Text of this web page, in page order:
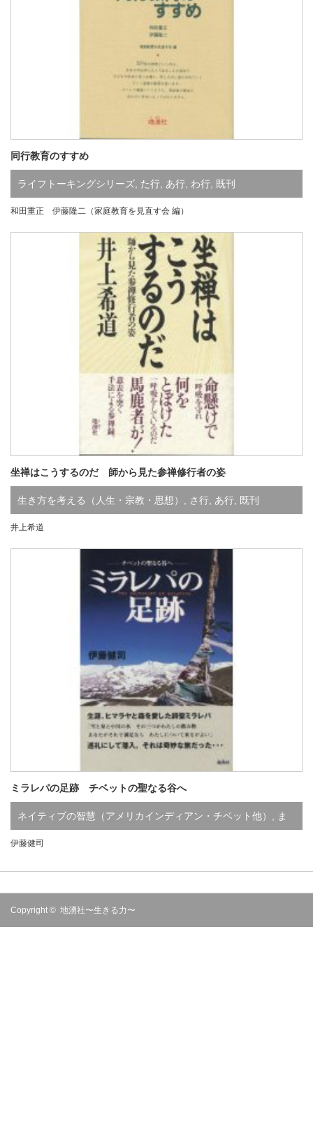
同行教育のすすめ
ライフトーキングシリーズ た行 あ行 わ行 既刊
和田重正 伊藤隆二（家庭教育を見直す会 編）
坐禅はこうするのだ 師から見た参禅修行者の姿
生き方を考える（人生・宗教・思想） さ行 あ行 既刊
井上希道
ミラレパの足跡 チベットの聖なる谷へ
ネイティブの智慧（アメリカインディアン・チベット他） , ま
行,あ行
伊藤健司
Copyright © 地湧社〜生きる力〜